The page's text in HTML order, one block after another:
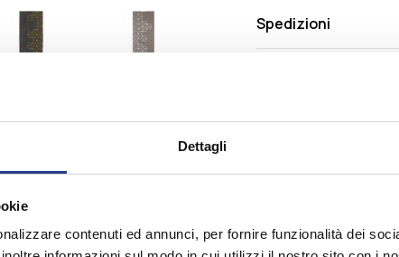
Dettagli
contenuti ed annunci, per fornire funzionalità dei
Spedizioni